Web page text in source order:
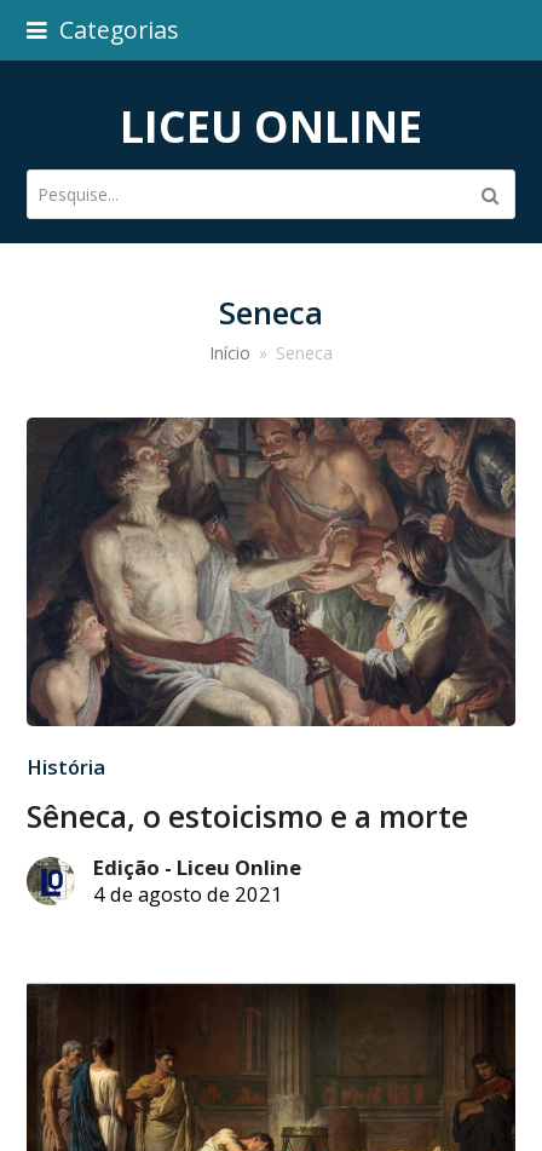
Categorias
LICEU ONLINE
Pesquise...
Seneca
Início » Seneca
História
Sêneca, o estoicismo e a morte
Edição - Liceu Online
4 de agosto de 2021